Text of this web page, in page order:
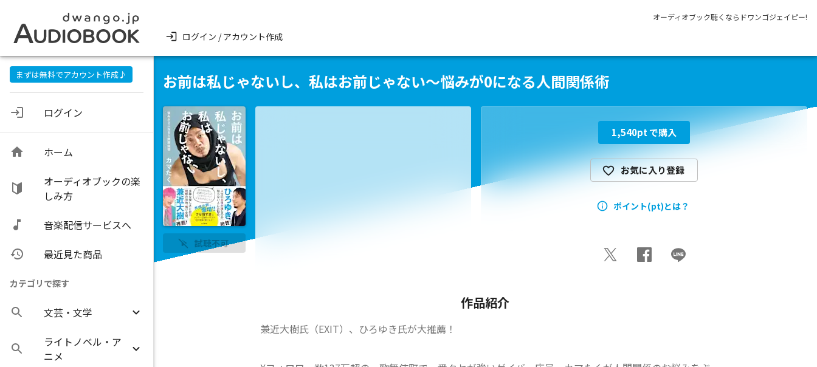
オーディオブック聴くならドワンゴジェイピー!
ログイン / アカウント作成
まずは無料でアカウント作成♪
ログイン
ホーム
オーディオブックの楽
しみ方
音楽配信サービスへ
最近見た商品
カテゴリで探す
文芸・文学
ライトノベル・ア
ニメ
お前は私じゃないし、私はお前じゃない～悩みが0になる人間関係術
試聴不可
1,540pt で購入
お気に入り登録
ポイント(pt)とは？
作品紹介
兼近大樹氏（EXIT）、ひろゆき氏が大推薦！